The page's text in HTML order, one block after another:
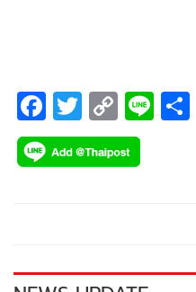
F
ac
e
k
T
wi
tt
C
o
p
k
Li